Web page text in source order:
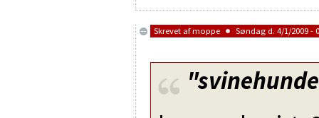
Skrevet afmoppe Søndag d. 4/1/2009 -